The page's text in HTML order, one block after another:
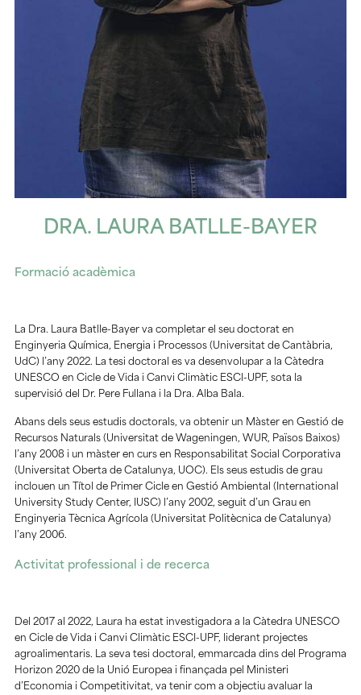
DRA. LAURA BATLLE-BAYER
Formació acadèmica
La Dra. Laura Batlle-Bayer va completar el seu doctorat en
Enginyeria Química, Energia i Processos (Universitat de Cantàbria,
UdC) l’any 2022. La tesi doctoral es va desenvolupar a la Càtedra
UNESCO en Cicle de Vida i Canvi Climàtic ESCI-UPF, sota la
supervisió del Dr. Pere Fullana i la Dra. Alba Bala.
Abans dels seus estudis doctorals, va obtenir un Màster en Gestió de
Recursos Naturals (Universitat de Wageningen, WUR, Països Baixos)
l’any 2008 i un màster en curs en Responsabilitat Social Corporativa
(Universitat Oberta de Catalunya, UOC). Els seus estudis de grau
inclouen un Títol de Primer Cicle en Gestió Ambiental (International
University Study Center, IUSC) l’any 2002, seguit d’un Grau en
Enginyeria Tècnica Agrícola (Universitat Politècnica de Catalunya)
l’any 2006.
Activitat professional i de recerca
Del 2017 al 2022, Laura ha estat investigadora a la Càtedra UNESCO
en Cicle de Vida i Canvi Climàtic ESCI-UPF, liderant projectes
agroalimentaris. La seva tesi doctoral, emmarcada dins del Programa
Horizon 2020 de la Unió Europea i finançada pel Ministeri
d’Economia i Competitivitat, va tenir com a objectiu avaluar la